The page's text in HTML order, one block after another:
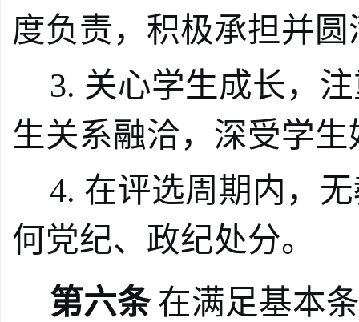
度负责，积极承担并
3. 关心学生成长，
生关系融洽，深受学生
4. 在评选周期内，
何党纪、政纪处分。
第六条 在满足基本